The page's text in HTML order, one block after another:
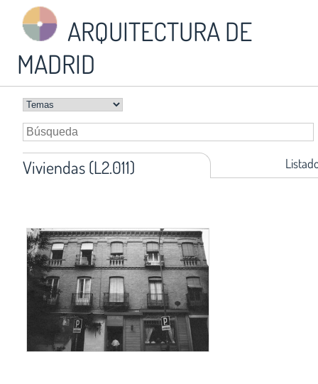
ARQUITECTURA DE
MADRID
Viviendas (L2.011)